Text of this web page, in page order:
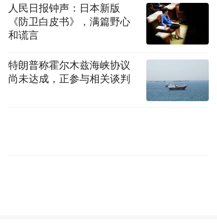
人民日报钟声：日本新版
《防卫白皮书》，满篇野心
和谎言
特朗普称霍尔木兹海峡协议
尚未达成，正参与相关谈判